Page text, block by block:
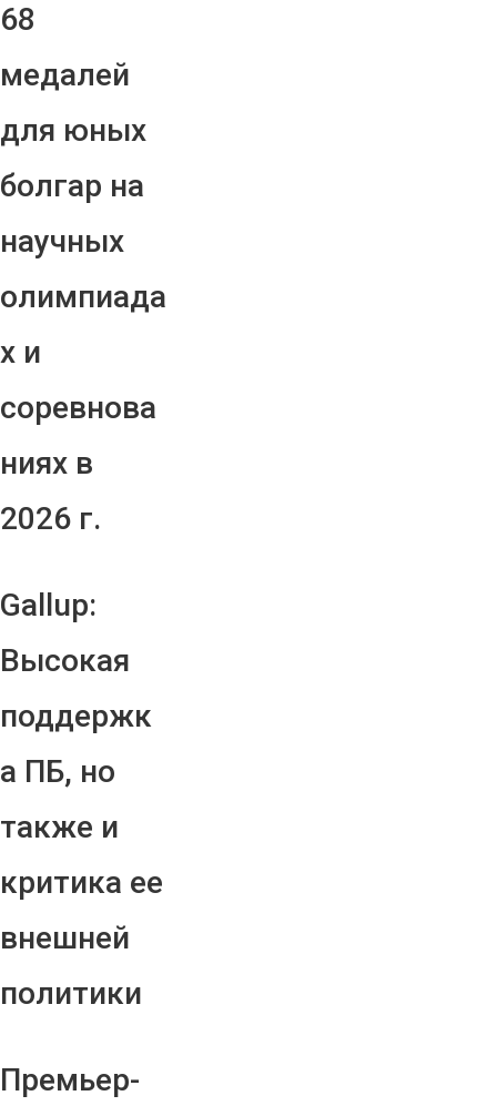
68
медалей
для юных
болгар на
научных
олимпиада
х и
соревнова
ниях в
2026 г.
Gallup:
Высокая
поддержк
а ПБ, но
также и
критика ее
внешней
политики
Премьер-